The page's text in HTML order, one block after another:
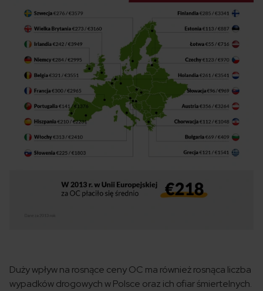
Duży wpływ na rosnące ceny OC ma również rosnąca liczba
wypadków drogowych w Polsce oraz ich ofiar śmiertelnych.